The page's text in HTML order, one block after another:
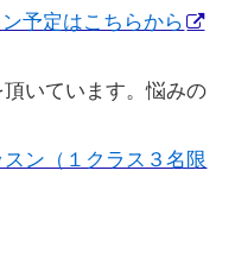
予定はこちらから
いています。悩みの
ン（１クラス３名限